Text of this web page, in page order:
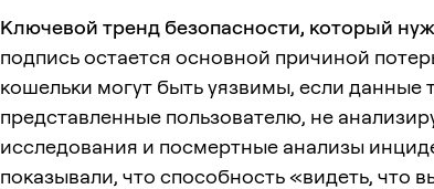
Ключевой тренд безопасности, который
подпись остается основной причиной
кошельки могут быть уязвимы, если данные
представленные пользователю, не
исследования и посмертные анализы
показывали, что способность «видеть, что